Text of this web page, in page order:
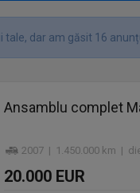
dar am găsit 16
Ansamblu complet
2007 | 1.450.000 km |
20.000 EUR